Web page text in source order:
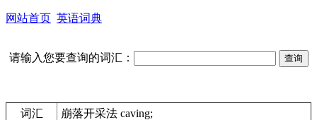
网站首页 英语词典
请输入您要查询的词汇：
词汇
崩落开采法 caving;